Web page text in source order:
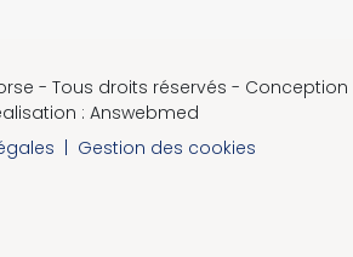
- Tous droits réservés - Conception
: Answebmed
| Gestion des cookies